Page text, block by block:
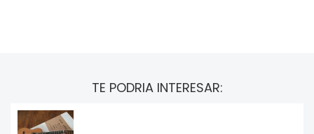
TE PODRIA INTERESAR: